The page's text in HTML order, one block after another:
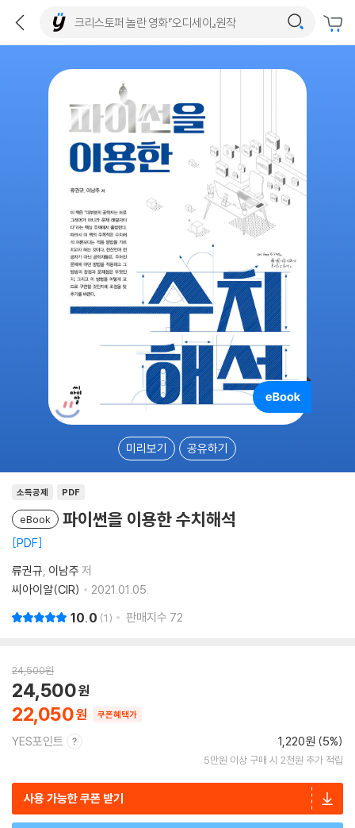
미리보기 공유하기
소득공제 PDF
eBook 파이썬을 이용한 수치해석
PDF
류권규 이남주 저
씨아이알(CIR)
2021.01.05.
10.0 1 판매지수 72
24,500원
22,050
24,500
쿠폰혜택가
YES포인트 1,220원 (5%)
5만원 이상 구매 시 2천원 추가 적립
사용 가능한 쿠폰 받기